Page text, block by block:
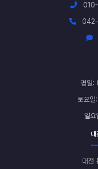
042-
평일
토요
일
대
대전